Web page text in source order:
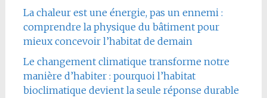
La chaleur est une énergie, pas un ennemi :
comprendre la physique du bâtiment pour
mieux concevoir l’habitat de demain
Le changement climatique transforme notre
manière d’habiter : pourquoi l’habitat
bioclimatique devient la seule réponse durable